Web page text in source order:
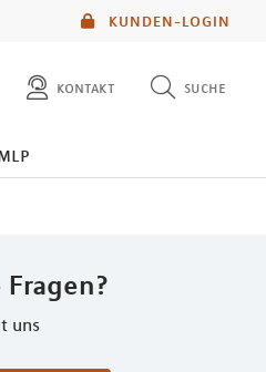
KUNDEN-LOGIN
kontakt suche
website durchsuchen
Fragen?
uns